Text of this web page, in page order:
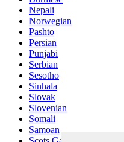
Nepali
Norwegian
Pashto
Persian
Punjabi
Serbian
Sesotho
Sinhala
Slovak
Slovenian
Somali
Samoan